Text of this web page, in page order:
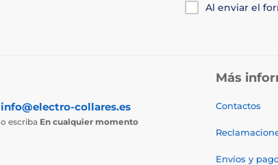
Al enviar el
info@electro-collares.es
o escriba En cualquier momento
Más
Contactos
Envíos y